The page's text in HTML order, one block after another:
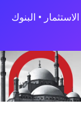
• البنوك